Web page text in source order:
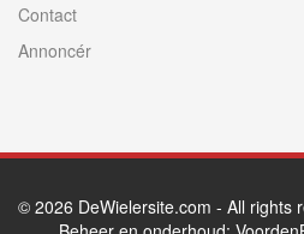
Contact
Annoncér
© 2026 DeWielersite.com - All rights